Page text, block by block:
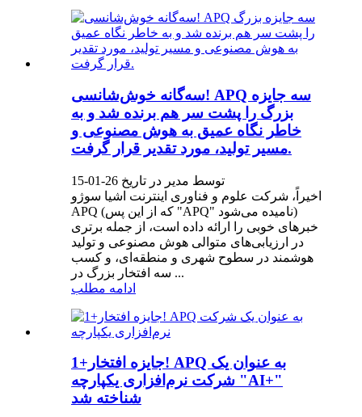
سه‌گانه خوش‌شانسی! APQ سه جایزه
بزرگ را پشت سر هم برنده شد و به
خاطر نگاه عمیق به هوش مصنوعی و
مسیر تولید، مورد تقدیر قرار گرفت.
توسط مدیر در تاریخ 26-01-15
اخیراً، شرکت علوم و فناوری اینترنت اشیا سوژو
APQ (که از این پس "APQ" نامیده می‌شود)
خبرهای خوبی را ارائه داده است، از جمله برتری
در ارزیابی‌های متوالی هوش مصنوعی و تولید
هوشمند در سطوح شهری و منطقه‌ای، و کسب
سه افتخار بزرگ در ...
ادامه مطلب
جایزه افتخار+1! APQ به عنوان یک
شرکت نرم‌افزاری یکپارچه "AI+"
شناخته شد